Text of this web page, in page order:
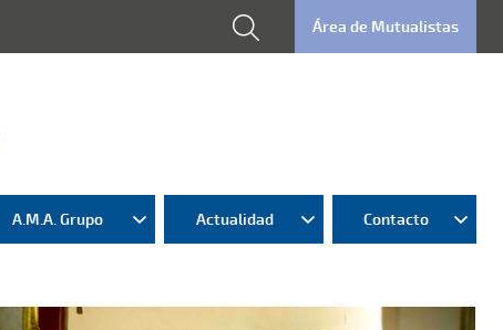
Área de Mutualistas
A.M.A. Grupo Actualidad Contacto